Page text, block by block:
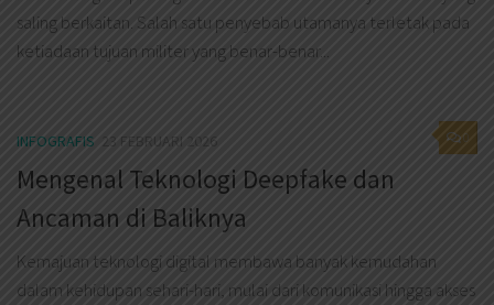
saling berkaitan. Salah satu penyebab utamanya terletak pada
ketiadaan tujuan militer yang benar-benar...
0
INFOGRAFIS 23 FEBRUARI 2026
Mengenal Teknologi Deepfake dan
Ancaman di Baliknya
Kemajuan teknologi digital membawa banyak kemudahan
dalam kehidupan sehari-hari, mulai dari komunikasi hingga akses